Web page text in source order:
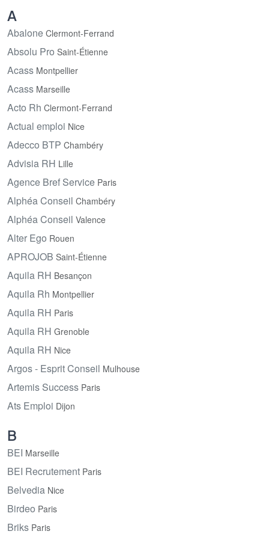
A
Abalone Clermont-Ferrand
Absolu Pro Saint-Étienne
Acass Montpellier
Acass Marseille
Acto Rh Clermont-Ferrand
Actual emploi Nice
Adecco BTP Chambéry
Advisia RH Lille
Agence Bref Service Paris
Alphéa Conseil Chambéry
Alphéa Conseil Valence
Alter Ego Rouen
APROJOB Saint-Étienne
Aquila RH Besançon
Aquila Rh Montpellier
Aquila RH Paris
Aquila RH Grenoble
Aquila RH Nice
Argos - Esprit Conseil Mulhouse
Artemis Success Paris
Ats Emploi Dijon
B
BEI Marseille
BEI Recrutement Paris
Belvedia Nice
Birdeo Paris
Briks Paris